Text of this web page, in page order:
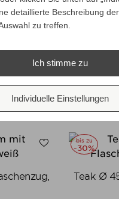
€
inkl. ges. MwSt.
bis zu
-30%
Teak Ø
detaillierte Beschreibung
zu treffen.
Ich stimme zu
Individuelle Einstellungen